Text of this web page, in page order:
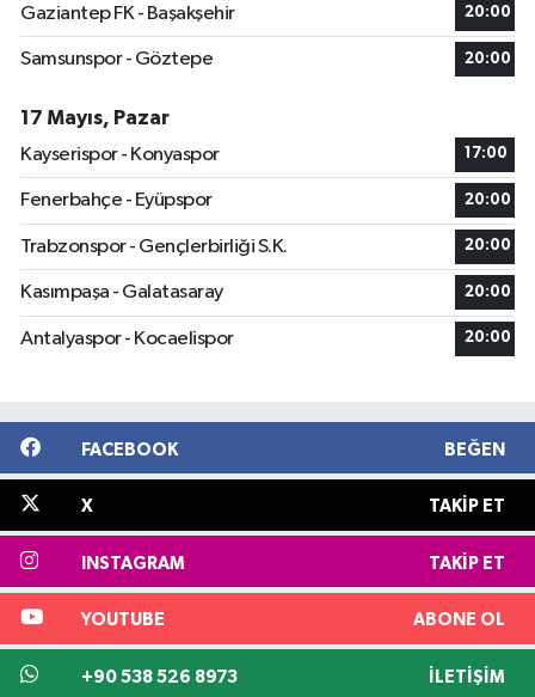
Gaziantep FK - Başakşehir 20:00
Samsunspor - Göztepe 20:00
17 Mayıs, Pazar
Kayserispor - Konyaspor
17:00
Fenerbahçe - Eyüpspor 20:00
Trabzonspor - Gençlerbirliği S.K. 20:00
Kasımpaşa - Galatasaray 20:00
Antalyaspor - Kocaelispor 20:00
FACEBOOK BEĞEN
X TAKIP ET
INSTAGRAM TAKIP ET
YOUTUBE ABONE OL
+90 538 526 8973 İLETIŞIM